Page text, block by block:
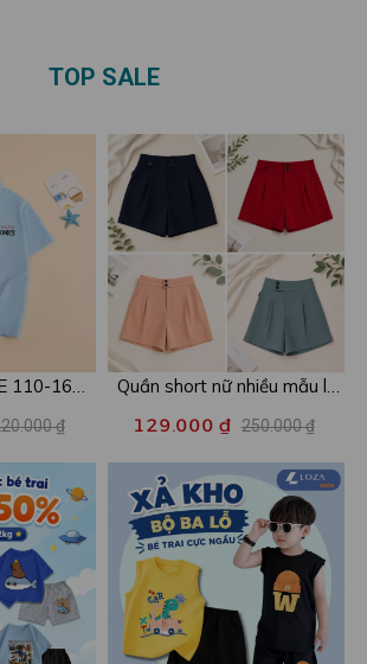
110-160]
15-42kg
₫
Quần short nữ nhiều mẫu lẻ
còn 99k/c - Loza XA016
129.000 ₫ 250.000 ₫
TOP SALE